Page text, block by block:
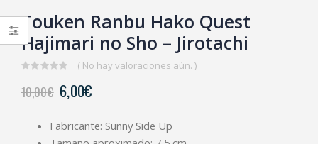
Touken Ranbu Hako Quest
Hajimari no Sho – Jirotachi
out
of
( No hay valoraciones aún. )
10,00€ 6,00€
Fabricante: Sunny Side Up